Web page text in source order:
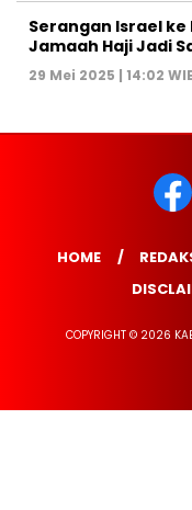
Serangan Israel
Jamaah Haji Jadi
29 Mei 2025 | 14:02
HOME
COPYRIGHT © 2026